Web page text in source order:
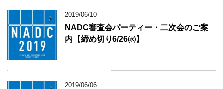
2019/06/10
NADC審査会パーティー・二次会のご案
内【締め切り6/26㈬】
2019/06/06